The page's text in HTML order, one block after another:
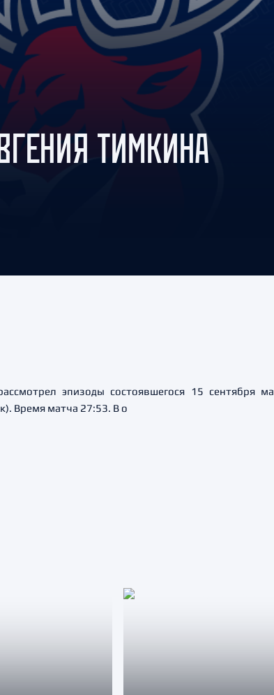
Амур
Барыс
Салават Юлаев
Сибирь
ТИМКИНА
эпизоды состоявшегося 15 сентября
Время матча 27:53. В о